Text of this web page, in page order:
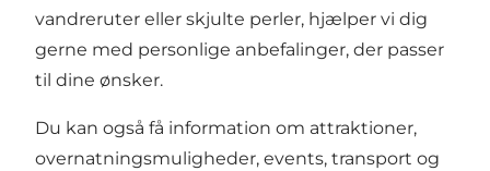
vandreruter eller skjulte perler, hjælper vi dig
gerne med personlige anbefalinger, der passer
til dine ønsker.
Du kan også få information om attraktioner,
overnatningsmuligheder, events, transport og